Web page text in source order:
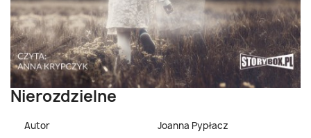
Nierozdzielne
Autor
Joanna Pypłacz